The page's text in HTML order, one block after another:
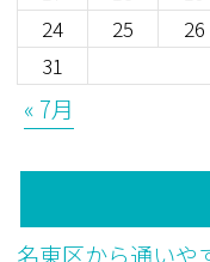
24
25 26
31
« 7月